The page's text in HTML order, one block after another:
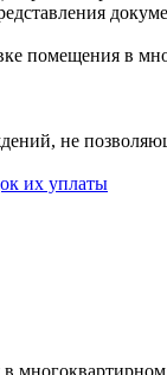
помещения в
не
их уплаты
в